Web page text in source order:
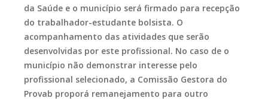
da Saúde e o município será firmado para recepção
do trabalhador-estudante bolsista. O
acompanhamento das atividades que serão
desenvolvidas por este profissional. No caso de o
município não demonstrar interesse pelo
profissional selecionado, a Comissão Gestora do
Provab proporá remanejamento para outro